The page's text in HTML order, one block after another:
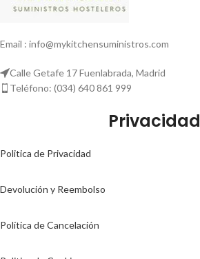
Email : info@mykitchensuministros.com
Calle Getafe 17 Fuenlabrada, Madrid
Teléfono: (034) 640 861 999
Privacidad
Politica de Privacidad
Devolución y Reembolso
Política de Cancelación